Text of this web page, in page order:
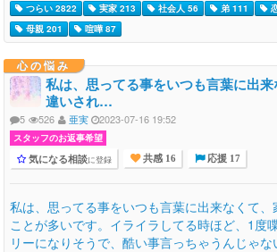
つらい 2822
実家 213 社会人 56 弟 111
母親 201
喧嘩 87
心の悩み
私は、思ってる事をいつも言葉に出
違いされ…
5 526 亜実 2023-07-16 19:52
スタッフのお返事希望
気になる相談に登録 共感 16 応援 17
私は、思ってる事をいつも言葉に出来なくて、
ことが多いです。イライラしてる時ほど、1度
リーになりそうで、酷い事言っちゃうんじゃな